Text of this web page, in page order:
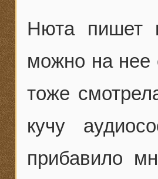
Нюта пишет
можно на нее
тоже
кучу
прибавило